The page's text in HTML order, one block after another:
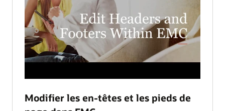
Modifier les en-têtes et les pieds de